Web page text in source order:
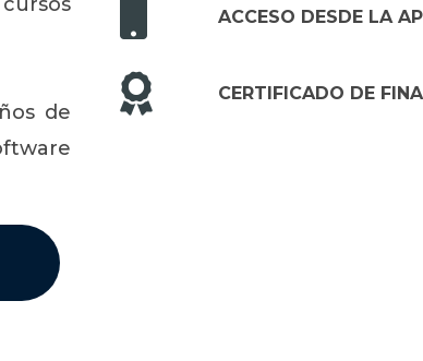
de
ACCESO DESDE LA
CERTIFICADO DE